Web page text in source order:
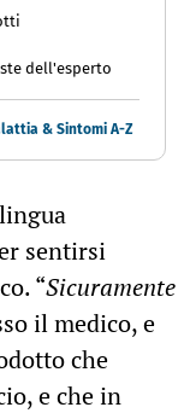
dell'esperto
& Sintomi A-Z
sentirsi
“Sicuramente
il medico, e
che
e che in